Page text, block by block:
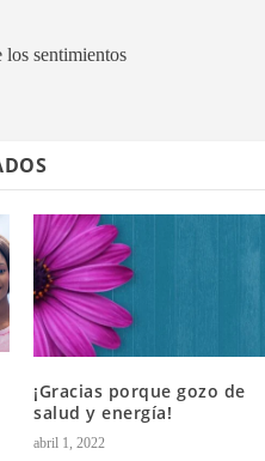
los sentimientos
¡Gracias porque gozo de
salud y energía!
abril 1, 2022